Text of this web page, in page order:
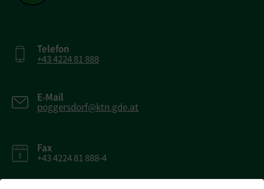
Telefon
+43 4224 81 888
E-Mail
poggersdorf@ktn.gde.at
Fax
+43 4224 81 888-4